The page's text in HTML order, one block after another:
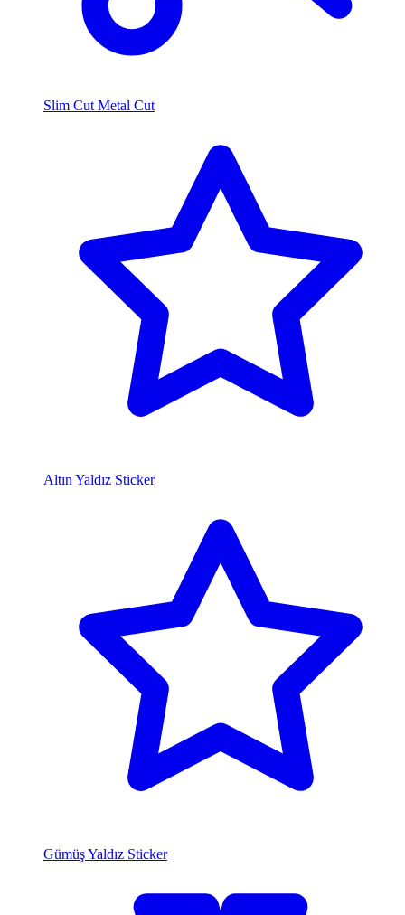
Slim Cut Metal Cut
Altın Yaldız Sticker
Gümüş Yaldız Sticker